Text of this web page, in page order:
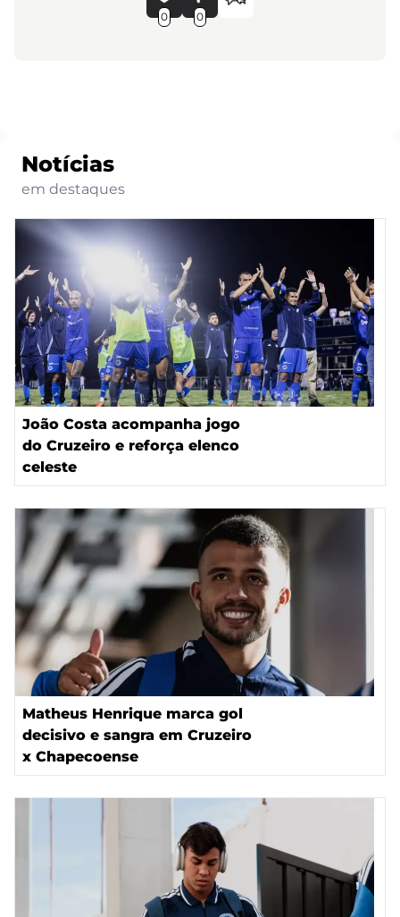
0 0
Notícias
em destaques
João Costa acompanha jogo
do Cruzeiro e reforça elenco
celeste
Matheus Henrique marca gol
decisivo e sangra em Cruzeiro
x Chapecoense